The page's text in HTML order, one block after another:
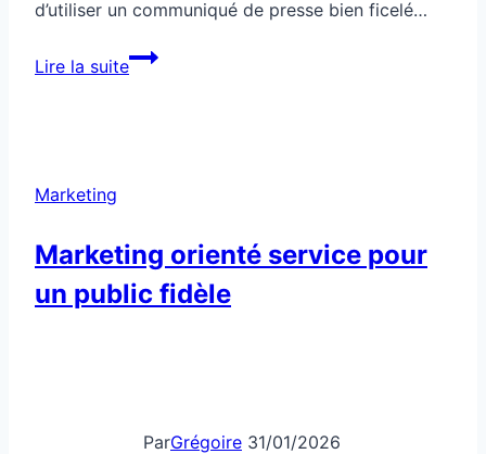
d’utiliser un communiqué de presse bien ficelé…
Lire la suiteComment
les
médias
Marketing
Marketing orienté service pour
un public fidèle
ParGrégoire 31/01/2026